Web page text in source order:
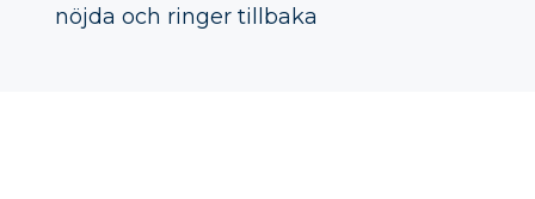
nöjda och ringer tillbaka